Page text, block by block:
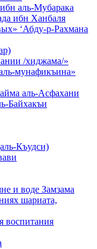
аль-Мубарака
ибн Ханбаля
‘Абду-р-Рахмана
/хиджама/»
мунафикъина»
аль-Асфахани
Байхакъи
Къудси)
и воде Замзама
шариата,
воспитания